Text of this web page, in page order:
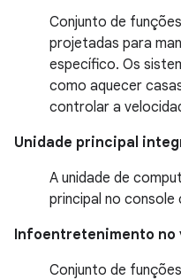
Conjunto de
projetadas para
específico. Os
como aquecer
controlar a
Unidade principal
A unidade de
principal no console
Infoentretenimento no
Conjunto de